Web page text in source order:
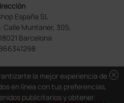
España SL
Calle Muntaner, 305,
Barcelona
cancel
la mejor experiencia de
en línea con tus preferencias,
publicitarios y obtener